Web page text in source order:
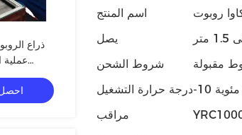
ذراع
عملية
اسم المنتج
روبوت
يصل
شروط الشحن
مقبولة
درجة حرارة التشغيل
مراقب